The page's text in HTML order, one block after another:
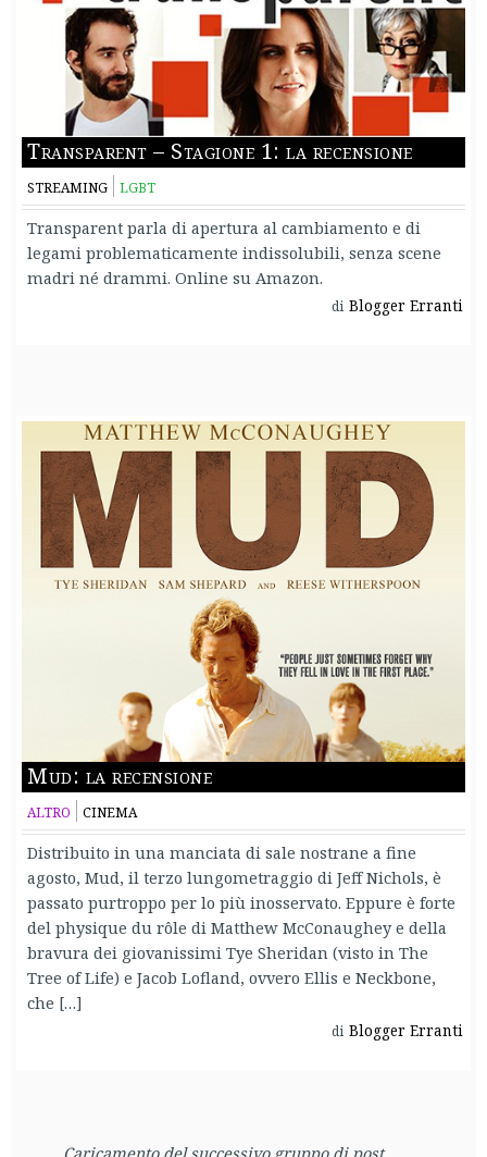
Transparent – Stagione 1: la recensione
STREAMING LGBT
Transparent parla di apertura al cambiamento e di
legami problematicamente indissolubili, senza scene
madri né drammi. Online su Amazon.
di Blogger Erranti
Mud: la recensione
ALTRO CINEMA
Distribuito in una manciata di sale nostrane a fine
agosto, Mud, il terzo lungometraggio di Jeff Nichols, è
passato purtroppo per lo più inosservato. Eppure è forte
del physique du rôle di Matthew McConaughey e della
bravura dei giovanissimi Tye Sheridan (visto in The
Tree of Life) e Jacob Lofland, ovvero Ellis e Neckbone,
che […]
di Blogger Erranti
Caricamento del successivo gruppo di post...